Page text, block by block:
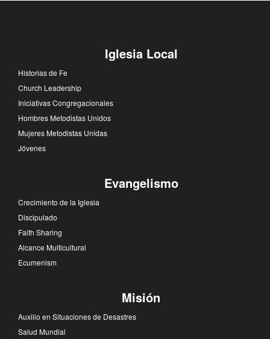
Iglesia Local
Historias de Fe
Church Leadership
Iniciativas Congregacionales
Hombres Metodistas Unidos
Mujeres Metodistas Unidas
Jóvenes
Evangelismo
Crecimiento de la Iglesia
Discipulado
Faith Sharing
Alcance Multicultural
Ecumenism
Misión
Auxilio en Situaciones de Desastres
Salud Mundial